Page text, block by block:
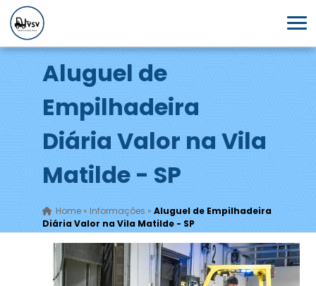
Aluguel de
Empilhadeira
Diária Valor na Vila
Matilde - SP
Home» Informações » Aluguel de Empilhadeira
Diária Valor na Vila Matilde - SP